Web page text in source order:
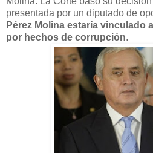
presentada por un diputado de
Pérez Molina estaría vinculado
por hechos de corrupción.